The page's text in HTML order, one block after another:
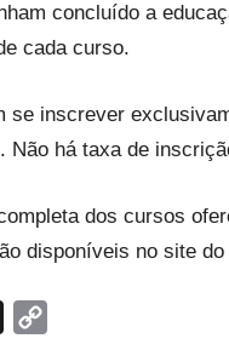
concluído a
cada curso.
se inscrever
Não há taxa de
dos cursos
disponíveis no site do
Threads